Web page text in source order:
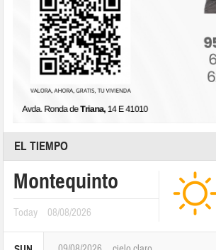
EL TIEMPO
Montequinto
Today 08/08/2026